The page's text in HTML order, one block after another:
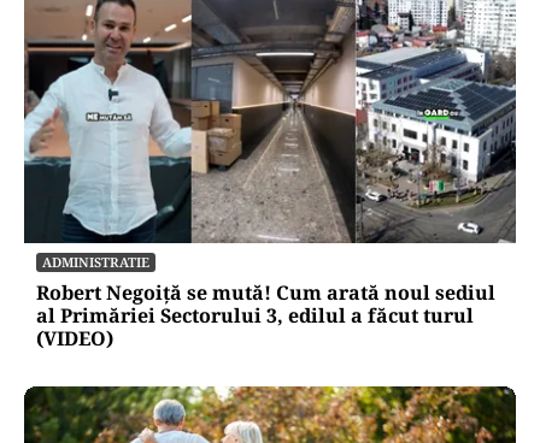
ADMINISTRATIE
Robert Negoiță se mută! Cum arată noul sediul
al Primăriei Sectorului 3, edilul a făcut turul
(VIDEO)